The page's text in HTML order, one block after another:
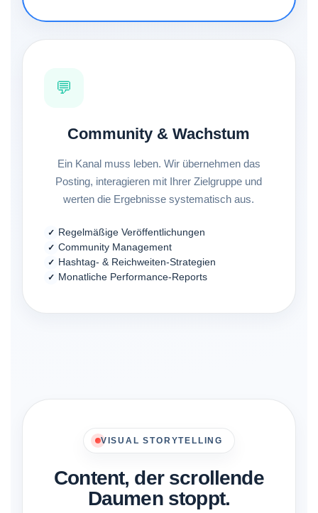
💬
Community & Wachstum
Ein Kanal muss leben. Wir übernehmen das
Posting, interagieren mit Ihrer Zielgruppe und
werten die Ergebnisse systematisch aus.
Regelmäßige Veröffentlichungen
Community Management
Hashtag- & Reichweiten-Strategien
Monatliche Performance-Reports
VISUAL STORYTELLING
Content, der scrollende
Daumen stoppt.